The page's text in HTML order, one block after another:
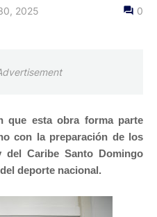
2025 0
que esta obra forma parte
con la preparación de los
del Caribe Santo Domingo
deporte nacional.